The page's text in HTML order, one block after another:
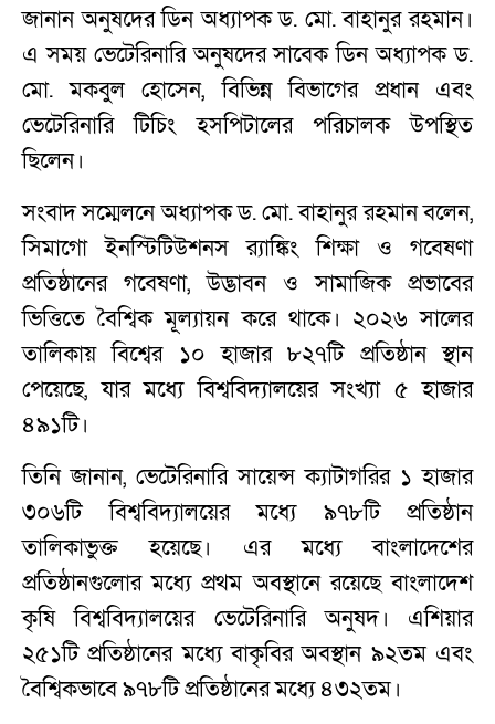
জানান অনুষদের ডিন অধ্যাপক ড. মো. বাহানুর রহমান।
এ সময় ভেটেরিনারি অনুষদের সাবেক ডিন অধ্যাপক ড.
মো. মকবুল হোসেন, বিভিন্ন বিভাগের প্রধান এবং
ভেটেরিনারি টিচিং হসপিটালের পরিচালক উপস্থিত
ছিলেন।
সংবাদ সম্মেলনে অধ্যাপক ড. মো. বাহানুর রহমান বলেন,
সিমাগো ইনস্টিটিউশনস র‍্যাঙ্কিং শিক্ষা ও গবেষণা
প্রতিষ্ঠানের গবেষণা, উদ্ভাবন ও সামাজিক প্রভাবের
ভিত্তিতে বৈশ্বিক মূল্যায়ন করে থাকে। ২০২৬ সালের
তালিকায় বিশ্বের ১০ হাজার ৮২৭টি প্রতিষ্ঠান স্থান
পেয়েছে, যার মধ্যে বিশ্ববিদ্যালয়ের সংখ্যা ৫ হাজার
৪৯১টি।
তিনি জানান, ভেটেরিনারি সায়েন্স ক্যাটাগরির ১ হাজার
৩০৬টি বিশ্ববিদ্যালয়ের মধ্যে ৯৭৮টি প্রতিষ্ঠান
তালিকাভুক্ত হয়েছে। এর মধ্যে বাংলাদেশের
প্রতিষ্ঠানগুলোর মধ্যে প্রথম অবস্থানে রয়েছে বাংলাদেশ
কৃষি বিশ্ববিদ্যালয়ের ভেটেরিনারি অনুষদ। এশিয়ার
২৫১টি প্রতিষ্ঠানের মধ্যে বাকৃবির অবস্থান ৯২তম এবং
বৈশ্বিকভাবে ৯৭৮টি প্রতিষ্ঠানের মধ্যে ৪৩২তম।